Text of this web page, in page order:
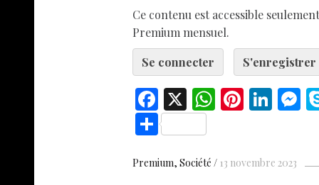
Ce contenu est accessible
Premium mensuel.
Se connecter
S'enregistrer
F
ac
e
b
X W
h
s
Pi
nt
es
Li
n
e n
S
ar
Premium Société 13 novembre 2023